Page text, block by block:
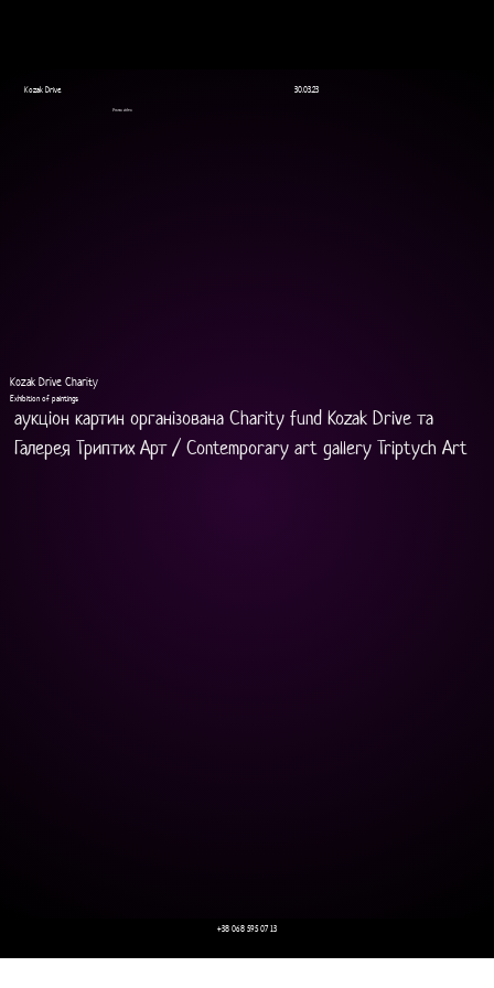
Kozak Drive Charity
Exhibition of paintings
аукціон картин організована Charity fund Kozak Drive та
Галерея Триптих Арт / Contemporary art gallery Triptych Art
Kozak Drive 30.03.23
Promo video
+38 068 595 07 13